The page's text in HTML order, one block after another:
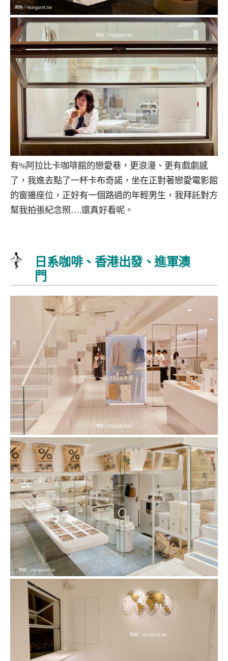
有%阿拉比卡咖啡館的戀愛巷，更浪漫、更有戲劇感
了，我進去點了一杯卡布奇諾，坐在正對著戀愛電影館
的窗邊座位，正好有一個路過的年輕男生，我拜託對方
幫我拍張紀念照….還真好看呢。
日系咖啡、香港出發、進軍澳
門